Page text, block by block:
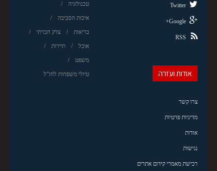
טכנולוגיה
איכות הסביבה
בריאות צדק חברתי
אוכל תיירות
משפט
טיולי משפחות לחו"ל
Twitter
Google+
RSS
אודות ועזרה
צרו קשר
מדיניות פרטיות
אודות
נגישות
רכישת מאמרי קידום אתרים